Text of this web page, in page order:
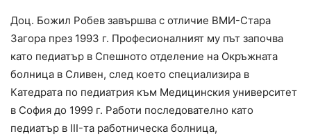
Доц. Божил Робев завършва с отличие ВМИ-Стара
Загора през 1993 г. Професионалният му път започва
като педиатър в Спешното отделение на Окръжната
болница в Сливен, след което специализира в
Катедрата по педиатрия към Медицинския университет
в София до 1999 г. Работи последователно като
педиатър в III-та работническа болница,